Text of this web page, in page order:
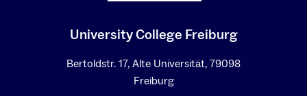
University College Freiburg
Bertoldstr. 17, Alte Universität, 79098
Freiburg